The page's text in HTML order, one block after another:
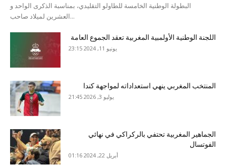
البطولة الوطنية الخامسة للطاولو التقليدي، بمناسبة الذكرى الواحد و
العشرين لميلاد صاحب...
اللجنة الوطنية الأولمبية المغربية تعقد الجموع العامة
يونيو 11, 2024 23:15
المنتخب المغربي ينهي استعداداته لمواجهة كندا
يوليو 3, 2026 21:45
الجماهير المغربية تحتفي بالركراكي في نهائي
الفوتسال
أبريل 22, 2024 01:16